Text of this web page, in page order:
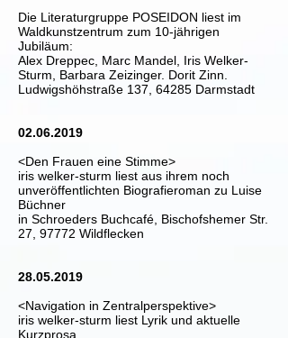
Die Literaturgruppe POSEIDON liest im
Waldkunstzentrum zum 10-jährigen
Jubiläum:
Alex Dreppec, Marc Mandel, Iris Welker-
Sturm, Barbara Zeizinger. Dorit Zinn.
Ludwigshöhstraße 137, 64285 Darmstadt
02.06.2019
<Den Frauen eine Stimme>
iris welker-sturm liest aus ihrem noch
unveröffentlichten Biografieroman zu Luise
Büchner
in Schroeders Buchcafé, Bischofshemer Str.
27, 97772 Wildflecken
28.05.2019
<Navigation in Zentralperspektive>
iris welker-sturm liest Lyrik und aktuelle
Kurzprosa